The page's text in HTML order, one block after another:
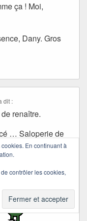
ça ! Moi,
Dany. Gros
dit :
renaître.
… Saloperie de
…
Bisoux
En continuant à
contrôler les cookies,